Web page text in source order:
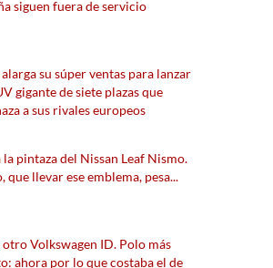
siguen fuera de servicio
alarga su súper ventas para lanzar
gigante de siete plazas que
a sus rivales europeos
la pintaza del Nissan Leaf Nismo.
que llevar ese emblema, pesa...
otro Volkswagen ID. Polo más
ahora por lo que costaba el de